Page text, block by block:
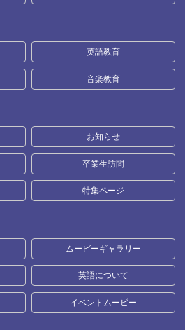
英語教育
音楽教育
お知らせ
卒業生訪問
特集ページ
ムービーギャラリー
英語について
イベントムービー